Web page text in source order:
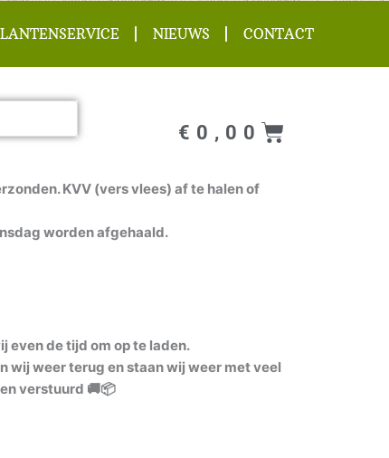
NIEUWS CONTACT
€ 0,00
KVV (vers vlees) af te halen of
worden afgehaald.
even de tijd om op te laden.
wij weer terug en staan wij weer met veel
verstuurd 🚚📦